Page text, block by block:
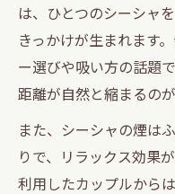
個室利用で道
間に
シーシャ初心
イント
男女で楽しむ渋
男女で体感す
は、ひとつのシーシャ
きっかけが生まれます
ー選びや吸い方の話題
距離が自然と縮まるのが
また、シーシャの煙は
りで、リラックス効果
利用したカップルから